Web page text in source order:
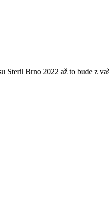
Steril Brno 2022 až to bude z